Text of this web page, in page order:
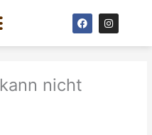
F
a
c
e
k
I
n
s
t
nicht